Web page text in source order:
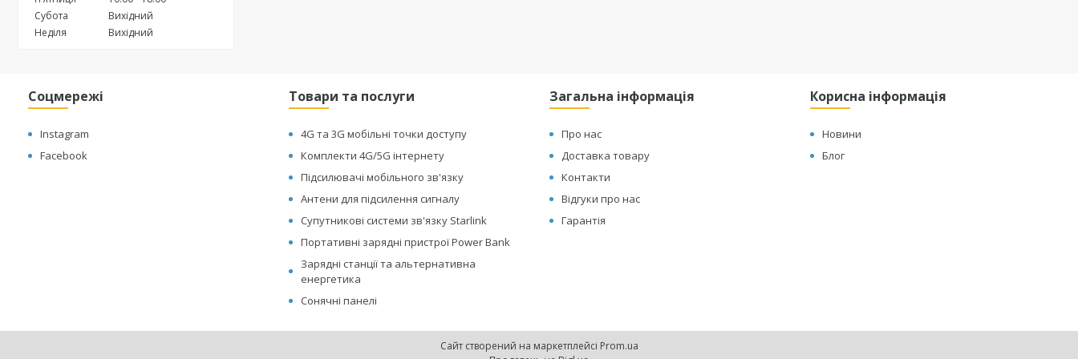
Субота
Вихідний
Неділя
Вихідний
Соцмережі
Instagram
Facebook
Товари та послуги
4G та 3G мобільні точки доступу
Комплекти 4G/5G інтернету
Підсилювачі мобільного зв'язку
Антени для підсилення сигналу
Супутникові системи зв'язку Starlink
Портативні зарядні пристрої Power Bank
Зарядні станції та альтернативна
енергетика
Сонячні панелі
Загальна інформація
Про нас
Доставка товару
Контакти
Відгуки про нас
Гарантія
Корисна інформація
Новини
Блог
Сайт створений на маркетплейсі Prom.ua